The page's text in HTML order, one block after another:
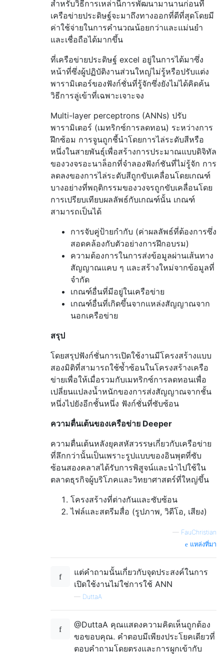
สำหรับวิธีการเหล่านี้การพัฒนามานานก่อนที่
เครือข่ายประดิษฐ์จะมาถึงทางออกที่ดีที่สุดโดยมี
ค่าใช้จ่ายในการคำนวณน้อยกว่าและแม่นยำ
และเชื่อถือได้มากขึ้น
ที่เครือข่ายประดิษฐ์ excel อยู่ในการได้มาซึ่ง
หน้าที่ซึ่งผู้ปฏิบัติงานส่วนใหญ่ไม่รู้หรือปรับแต่ง
พารามิเตอร์ของฟังก์ชั่นที่รู้จักซึ่งยังไม่ได้คิดค้น
วิธีการลู่เข้าที่เฉพาะเจาะจง
Multi-layer perceptrons (ANNs) ปรับ
พารามิเตอร์ (เมทริกซ์การลดทอน) ระหว่างการ
ฝึกซ้อม การจูนถูกชี้นำโดยการไล่ระดับสีหรือ
หนึ่งในสายพันธุ์เพื่อสร้างการประมาณแบบดิจิทัล
ของวงจรอะนาล็อกที่จำลองฟังก์ชันที่ไม่รู้จัก การ
ลดลงของการไล่ระดับสีถูกขับเคลื่อนโดยเกณฑ์
บางอย่างที่พฤติกรรมของวงจรถูกขับเคลื่อนโดย
การเปรียบเทียบผลลัพธ์กับเกณฑ์นั้น เกณฑ์
สามารถเป็นได้
การจับคู่ป้ายกำกับ (ค่าผลลัพธ์ที่ต้องการซึ่ง
สอดคล้องกับตัวอย่างการฝึกอบรม)
ความต้องการในการส่งข้อมูลผ่านเส้นทาง
สัญญาณแคบ ๆ และสร้างใหม่จากข้อมูลที่
จำกัด
เกณฑ์อื่นที่มีอยู่ในเครือข่าย
เกณฑ์อื่นที่เกิดขึ้นจากแหล่งสัญญาณจาก
นอกเครือข่าย
สรุป
โดยสรุปฟังก์ชั่นการเปิดใช้งานมีโครงสร้างแบบ
สองมิติที่สามารถใช้ซ้ำซ้อนในโครงสร้างเครือ
ข่ายเพื่อให้เมื่อรวมกับเมทริกซ์การลดทอนเพื่อ
เปลี่ยนแปลงน้ำหนักของการส่งสัญญาณจากชั้น
หนึ่งไปยังอีกชั้นหนึ่ง ฟังก์ชั่นที่ซับซ้อน
ความตื่นเต้นของเครือข่าย Deeper
ความตื่นเต้นหลังยุคสหัสวรรษเกี่ยวกับเครือข่าย
ที่ลึกกว่านั้นเป็นเพราะรูปแบบของอินพุตที่ซับ
ซ้อนสองคลาสได้รับการพิสูจน์และนำไปใช้ใน
ตลาดธุรกิจผู้บริโภคและวิทยาศาสตร์ที่ใหญ่ขึ้น
โครงสร้างที่ต่างกันและซับซ้อน
ไฟล์และสตรีมสื่อ (รูปภาพ, วิดีโอ, เสียง)
— FauChristian
แหล่งที่มา
แต่คำถามนั้นเกี่ยวกับจุดประสงค์ในการ
เปิดใช้งานไม่ใช่การใช้ ANN
— DuttaA
@DuttaA คุณแสดงความคิดเห็นถูกต้อง
ขอขอบคุณ. คำตอบมีเพียงประโยคเดียวที่
ตอบคำถามโดยตรงและการผูกเข้ากับ